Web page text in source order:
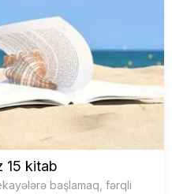
15 kitab
başlamaq, fərqli